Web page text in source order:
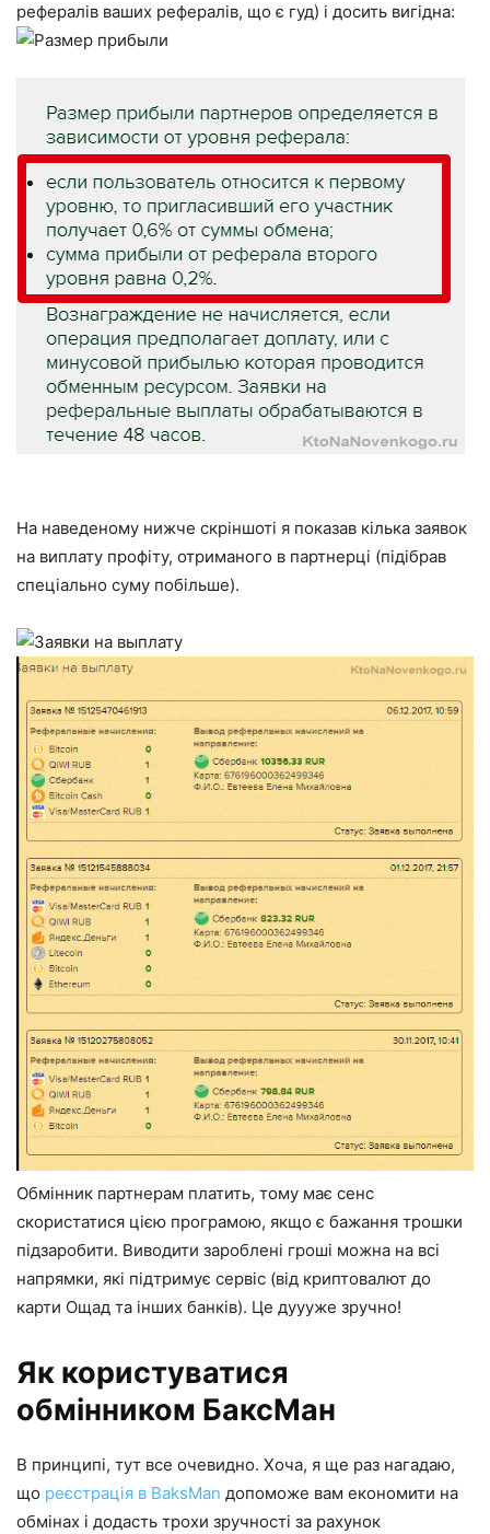
рефералів ваших рефералів, що є гуд) і досить вигідна:
На наведеному нижче скріншоті я показав кілька заявок
на виплату профіту, отриманого в партнерці (підібрав
спеціально суму побільше).
Обмінник партнерам платить, тому має сенс
скористатися цією програмою, якщо є бажання трошки
підзаробити. Виводити зароблені гроші можна на всі
напрямки, які підтримує сервіс (від криптовалют до
карти Ощад та інших банків). Це дуууже зручно!
Як користуватися
обмінником БаксМан
В принципі, тут все очевидно. Хоча, я ще раз нагадаю,
що реєстрація в BaksMan допоможе вам економити на
обмінах і додасть трохи зручності за рахунок